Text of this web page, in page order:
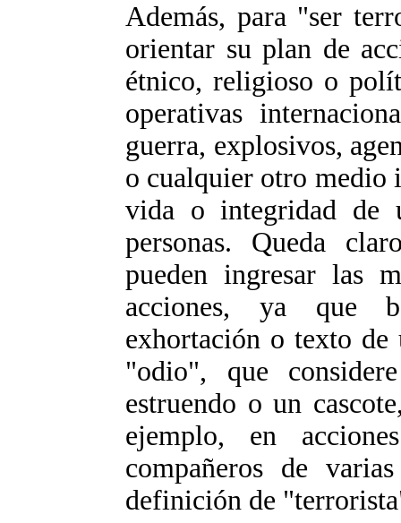
Además, para "ser
orientar su plan de
étnico, religioso o
operativas
guerra, explosivos,
o cualquier otro medio
vida o integridad de
personas. Queda
pueden ingresar las
acciones, ya que
exhortación o texto de
"odio", que
estruendo o un
ejemplo, en
compañeros de
definición de